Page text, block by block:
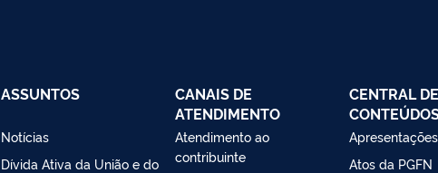
ASSUNTOS
Notícias
Dívida Ativa da União e do
CANAIS DE
ATENDIMENTO
Atendimento ao
contribuinte
CENTRAL DE
Apresentações
Atos da PGFN